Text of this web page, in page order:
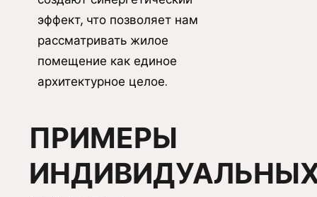
эффект, что позволяет нам
рассматривать жилое
помещение как единое
архитектурное целое.
ПРИМЕРЫ